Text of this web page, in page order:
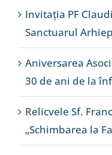
Invitația PF
Sanctuarul
Aniversarea
30 de ani de la
Relicvele Sf.
„Schimbarea la